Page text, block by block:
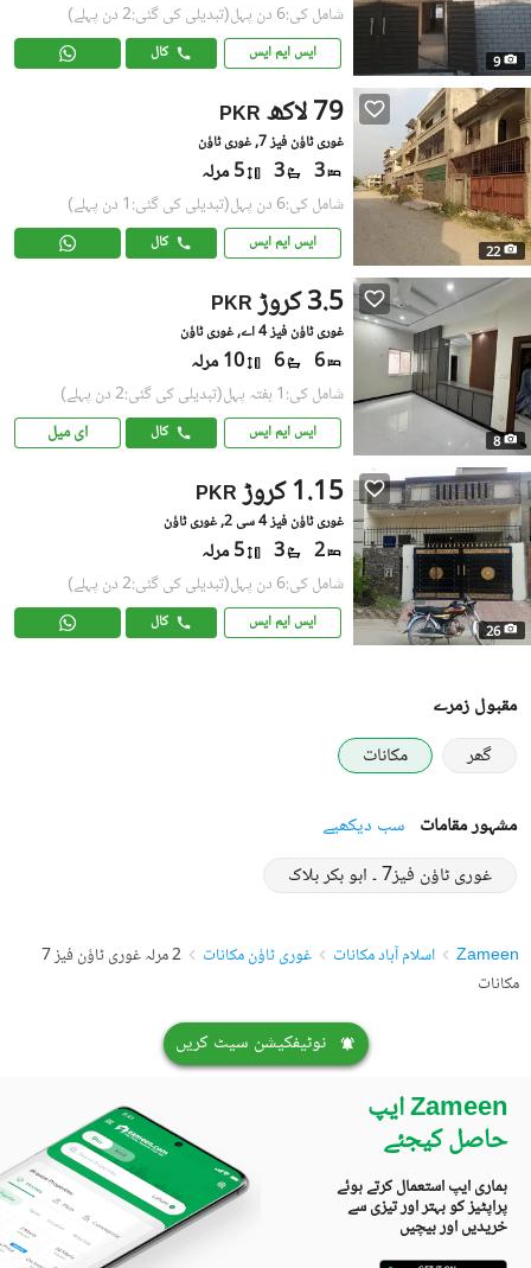
9
شامل کی:6 دن پہل (تبدیلی کی گئی:2 دن پہلے)
ایس ایم ایس کال
22
PKR 79 لاکھ
غوری ٹاؤن فیز 7, غوری ٹاؤن
3
3 5 مرلہ
شامل کی:6 دن پہل (تبدیلی کی گئی:1 دن پہلے)
ایس ایم ایس کال
8
PKR 3.5 کروڑ
غوری ٹاؤن فیز 4 اے, غوری ٹاؤن
6
6 10 مرلہ
شامل کی:1 ہفتہ پہل (تبدیلی کی گئی:2 دن پہلے)
ایس ایم ایس کال ای میل
26
PKR 1.15 کروڑ
غوری ٹاؤن فیز 4 سی 2, غوری ٹاؤن
2
3 5 مرلہ
شامل کی:6 دن پہل (تبدیلی کی گئی:2 دن پہلے)
ایس ایم ایس کال
مقبول زمرے
گھر
مکانات
مشہور مقامات سب دیکھیے
غوری ٹاؤن فیز7 ۔ ابو بکر بلاک
Zameen اسلام آباد مکانات غوری ٹاؤن مکانات
2 مرلہ غوری ٹاؤن فیز 7
مکانات
نوٹیفکیشن سیٹ کریں
Zameen ایپ
حاصل کیجئے
ہماری ایپ استعمال کرتے ہوئے
پراپٹیز کو بہتر اور تیزی سے
خریدیں اور بیچیں